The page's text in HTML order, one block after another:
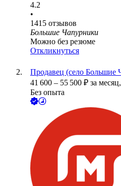
4.2
•
1415 отзывов
Большие Чапурники
Можно без резюме
Откликнуться
Продавец (село Большие
41 600 – 55 500 ₽ за месяц,
Без опыта